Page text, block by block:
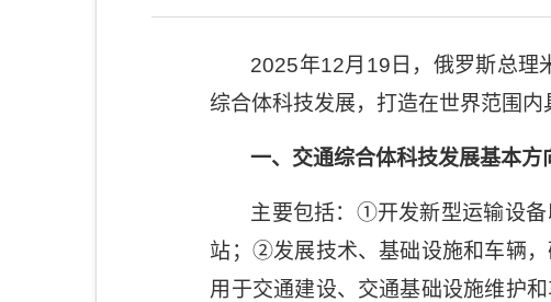
2025年12月 19 日，俄罗斯总理
综合体科技发展，打造在世界范围内
一、交通综合体科技发展基本方
主要包括： ①开发新型运输设
站； ②发展技术、基础设施和车辆，
用于交通建设、交通基础设施维护